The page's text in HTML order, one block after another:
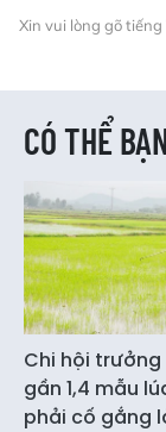
Xin vui lòng gõ tiếng
CÓ THỂ
Chi hội
gần 1,4 mẫu
phải cố gắng